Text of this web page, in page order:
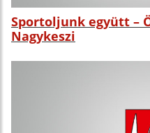
Sportoljunk együtt –
Nagykeszi